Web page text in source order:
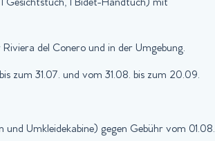
Gesichtstuch, 1 Bidet-Handtuch) mit
del Conero und in der Umgebung.
zum 31.07. und vom 31.08. bis zum 20.09.
Umkleidekabine) gegen Gebühr vom 01.08.